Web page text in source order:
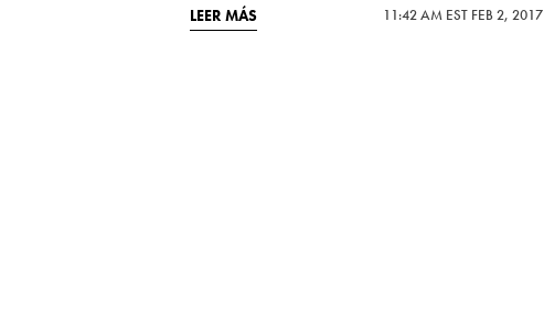
LEER MÁS 11:42 AM EST FEB 2, 2017